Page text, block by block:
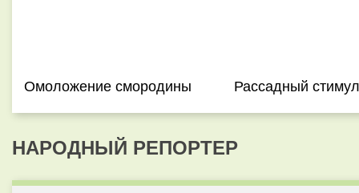
Омоложение смородины Рассадный стимул
НАРОДНЫЙ РЕПОРТЕР